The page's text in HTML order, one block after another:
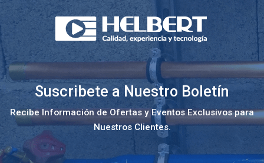
Suscribete a Nuestro Boletín
Recibe Información de Ofertas y Eventos Exclusivos para
Nuestros Clientes.